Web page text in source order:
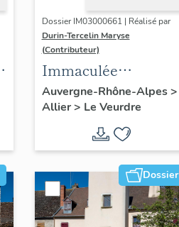
Dossier IM03000661 | Réalisé par
Durin-Tercelin Maryse
(Contributeur)
Immaculée
Conception
Auvergne-Rhône-Alpes>
Allier> Le Veurdre
Dossier